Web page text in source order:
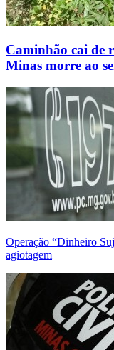
Caminhão cai de
Minas morre ao
Operação “Dinheiro
agiotagem